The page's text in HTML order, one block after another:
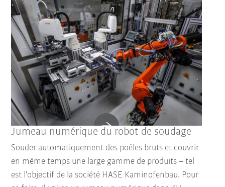
Jumeau numérique du robot de soudage
Souder automatiquement des poêles bruts et couvrir
en même temps une large gamme de produits – tel
est l'objectif de la société HASE Kaminofenbau. Pour